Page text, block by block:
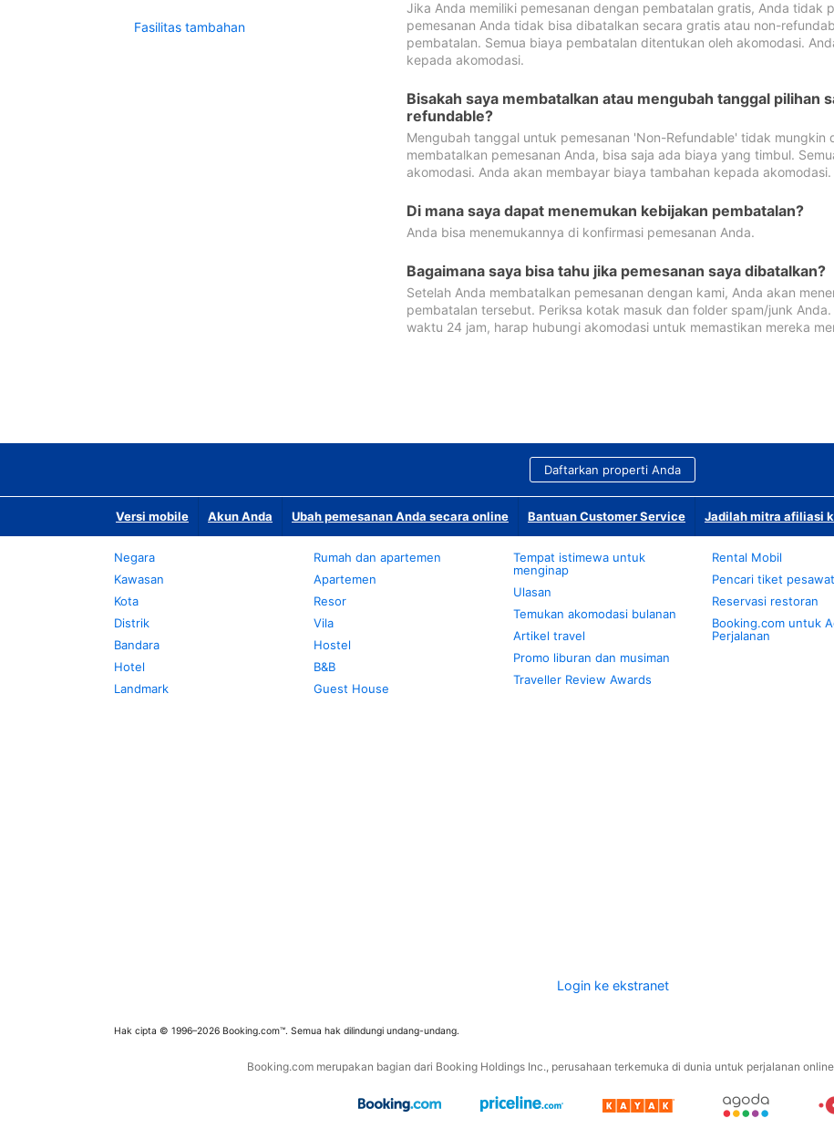
Fasilitas tambahan
Jika Anda memiliki pemesanan dengan pembatalan gratis, Anda tidak
pemesanan Anda tidak bisa dibatalkan secara gratis atau non-
pembatalan. Semua biaya pembatalan ditentukan oleh akomodasi.
kepada akomodasi.
Bisakah saya membatalkan atau mengubah tanggal pilihan
refundable?
Mengubah tanggal untuk pemesanan 'Non-Refundable' tidak mungkin
membatalkan pemesanan Anda, bisa saja ada biaya yang timbul.
akomodasi. Anda akan membayar biaya tambahan kepada akomodasi.
Di mana saya dapat menemukan kebijakan pembatalan?
Anda bisa menemukannya di konfirmasi pemesanan Anda.
Bagaimana saya bisa tahu jika pemesanan saya dibatalkan?
Setelah Anda membatalkan pemesanan dengan kami, Anda akan
pembatalan tersebut. Periksa kotak masuk dan folder spam/junk
waktu 24 jam, harap hubungi akomodasi untuk memastikan mereka
Daftarkan properti Anda
Versi mobile Akun Anda Ubah pemesanan Anda secara online Bantuan Customer Service Jadilah mitra afiliasi
Negara
Kawasan
Kota
Distrik
Bandara
Hotel
Landmark
Rumah dan apartemen
Apartemen
Resor
Vila
Hostel
B&B
Guest House
Tempat istimewa untuk
menginap
Ulasan
Temukan akomodasi bulanan
Artikel travel
Promo liburan dan musiman
Traveller Review Awards
Rental Mobil
Pencari tiket pesawat
Reservasi restoran
Booking.com untuk
Perjalanan
Login ke ekstranet
Hak cipta © 1996–2026 Booking.com™. Semua hak dilindungi undang-undang.
Booking.com merupakan bagian dari Booking Holdings Inc., perusahaan terkemuka di dunia untuk perjalanan